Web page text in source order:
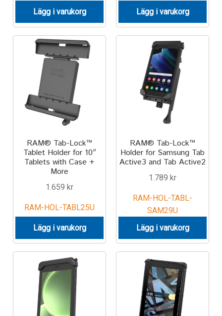
FORDONSTYP
Aircraft
ATV
Bicycle
Dirt Bike
Kayak
Lift Truck
FORDONSTYP
Motorcycle
Off-road Vehicle
Lägg i varukorg
Lägg i varukorg
RAM® Tab-Lock™
Tablet Holder for 10″
Tablets with Case +
More
1.659 kr
RAM-HOL-TABL25U
Lägg i varukorg
RAM® Tab-Lock™
Holder for Samsung Tab
Active3 and Tab Active2
1.789 kr
RAM-HOL-TABL-
SAM29U
Lägg i varukorg